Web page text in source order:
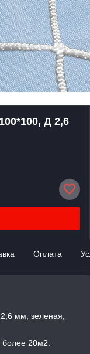
Д 2,6
Оплата
2,6 мм, зеленая
20м2.